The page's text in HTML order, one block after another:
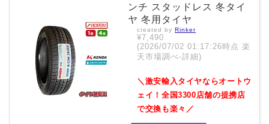
ンチ スタッドレス 冬タイ
ヤ 冬用タイヤ
created by Rinker
¥7,490
(2026/07/02 01:17:26時点 楽
天市場調べ-詳細)
＼激安輸入タイヤならオートウ
ェイ！全国3300店舗の提携店
で交換も楽々／